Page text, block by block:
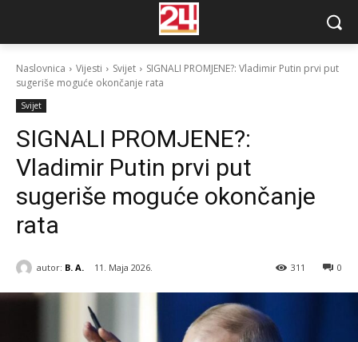
Naslovnica Vijesti Svijet
SIGNALI PROMJENE?: Vladimir Putin prvi put
sugeriše moguće okončanje rata
Svijet
SIGNALI PROMJENE?:
Vladimir Putin prvi put
sugeriše moguće okončanje
rata
autor: B. A. 11. Maja 2026. 0
311